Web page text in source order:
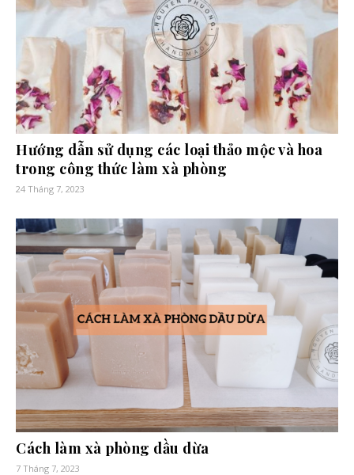
Hướng dẫn sử dụng các loại thảo mộc và hoa
trong công thức làm xà phòng
24 Tháng 7, 2023
Cách làm xà phòng dầu dừa
7 Tháng 7, 2023